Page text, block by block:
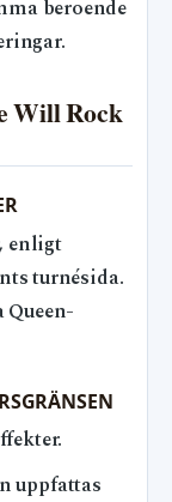
beroende
Will Rock
enligt
turnésida.
uppfattas